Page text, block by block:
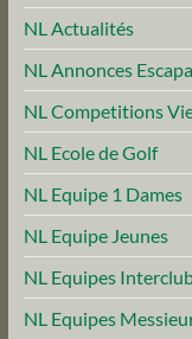
NL Actualités
NL Annonces
NL Competitions
NL Ecole de Golf
NL Equipe 1 Dames
NL Equipe Jeunes
NL Equipes
NL Equipes